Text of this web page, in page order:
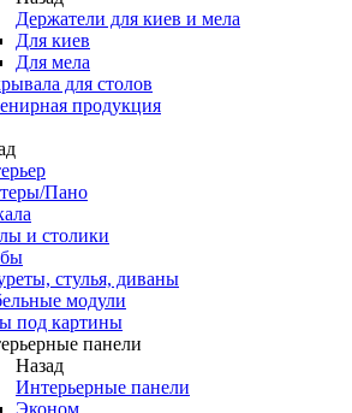
Держатели для киев и мела
Для киев
Для мела
для столов
продукция
Пано
и столики
стулья, диваны
модули
под картины
панели
Назад
Интерьерные панели
Эконом